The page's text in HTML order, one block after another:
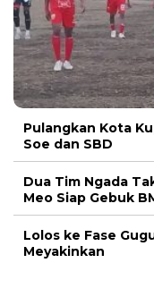
Pulangkan Kota
Soe dan SBD
Dua Tim Ngada
Meo Siap Gebuk
Lolos ke Fase
Meyakinkan